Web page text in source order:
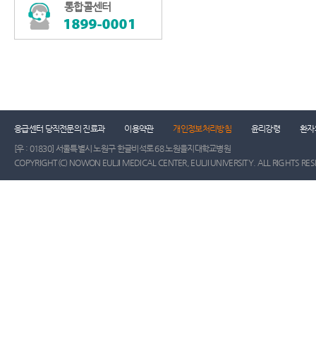
통합콜센터
응급센터 당직전문의 진료과 이용약관 개인정보처리방침 윤리강령
환자
[우 : 01830] 서울특별시 노원구 한글비석로 68 노원을지대학교병원
COPYRIGHT(C) NOWON EULJI MEDICAL CENTER, EULJI UNIVERSITY. ALL RIGHTS